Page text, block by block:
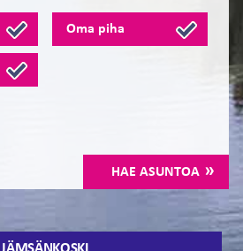
Oma piha
HAE ASUNTOA